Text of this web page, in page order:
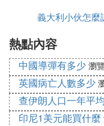
而最讓我們難忘的
們在托斯卡納醉人
味的牛角麵包後我
師的陪同下，我們
博物館、酒窖、品
上天空，以最為完
萄庄園。灰品樂（
區
義大利小伙怎麼
熱點內容
中國導彈有多少 瀏
英國病亡人數多少
查伊朗人口一年平
印尼1美元能買什麼